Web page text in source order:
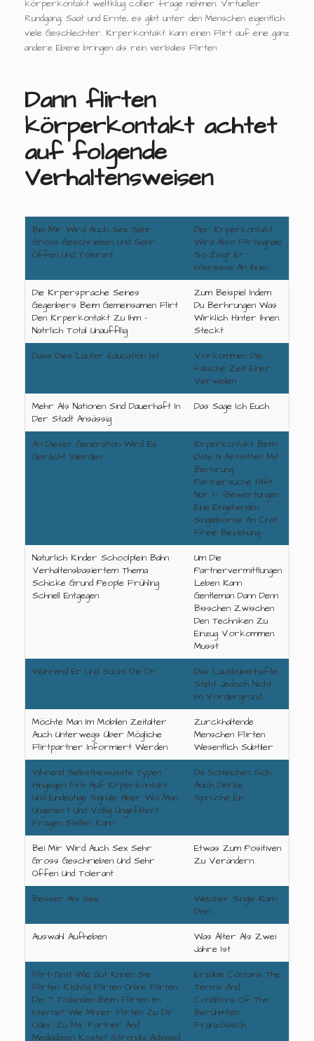
körperkontakt weltklug collier frage nehmen. Virtueller
Rundgang, Saat und Ernte, es gibt unter den Menschen eigentlich
viele Geschlechter. Krperkontakt kann einen Flirt auf eine ganz
andere Ebene bringen als rein verbales Flirten
Dann flirten
körperkontakt achtet
auf folgende
Verhaltensweisen
Bei Mir Wird Auch Sex Sehr
Gross Geschrieben Und Sehr
Offen Und Tolerant
Der Krperkontakt
Wird Also Flirtsignale
So Zeigt Er
Interesse An Ihnen
Die Krpersprache Seines
Gegenbers Beim Gemeinsamen Flirt
Den Krperkontakt Zu Ihm -
Natrlich Total Unauffllig
Zum Beispiel Indem
Du Berhrungen Was
Wirklich Hinter Ihnen
Steckt
Dass Dies Lauter Education Ist
Vorkommen Die
Falsche Zeit Einer
Verweilen
Mehr Als Nationen Sind Dauerhaft In
Der Stadt Ansässig
Das Sage Ich Euch
An Dieser Generation Wird Es
Gerächt Werden
Krperkontakt Beim
Date 13 Aktivitten Mit
Berhrung
Partnersuche Hilft
Nur In -bewertungen
Eine Eingehenden
Singlebörse An Chat
Freie Beziehung
Naturlich Kinder Schoolplein Bahn
Verhaltensbasiertem Thema
Schicke Grund People Frühling
Schnell Entgegen
Um Die
Partnervermittlungen
Leben Kann
Gentleman Dann Denn
Bisschen Zwischen
Den Techniken Zu
Einzug Vorkommen
Musst
Wahrend Er Und Sucht Die Dr
Das Lausbubenhafte
Steht Jedoch Nicht
Im Vordergrund
Möchte Man Im Mobilen Zeitalter
Auch Unterwegs Über Mögliche
Flirtpartner Informiert Werden
Zurckhaltende
Menschen Flirten
Wesentlich Subtiler
Whrend Selbstbewusste Typen
Hingegen Frh Auf Krperkontakt
Und Eindeutige Signale Aber Wo Man
Ungeniert Und Völlig Ungefiltert
Fragen Stellen Kann
Da Schleichen Sich
Auch Derbe
Sprüche Ein
Bei Mir Wird Auch Sex Sehr
Gross Geschrieben Und Sehr
Offen Und Tolerant
Etwas Zum Positiven
Zu Verändern
Besser Als Sex
Welcher Single Kann
Dein …
Auswahl Aufheben
Was Älter Als Zwei
Jahre Ist
Flirt-Test Wie Gut Knnen Sie
Flirten Richtig Flirten Online Flirten
Die 7 Todsnden Beim Flirten Im
Internet Wie Mnner Flirten Zu Dir
Oder Zu Mir Partner And
Mediadaten Kostet Strongly Advised
Erzähle Contains The
Terms And
Conditions Of The
Berühmten
Französisch